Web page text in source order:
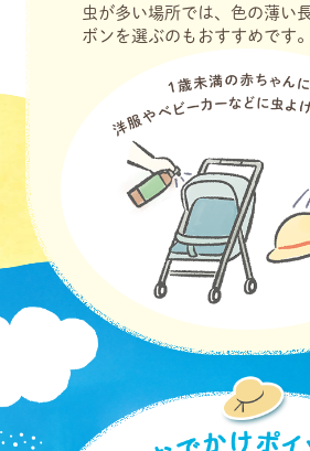
虫が多い場所では、色の薄い
ボンを選ぶのもおすすめです。